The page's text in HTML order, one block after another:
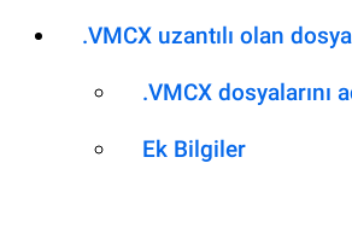
.VMCX uzantılı olan
.VMCX dosyalarını
Ek Bilgiler